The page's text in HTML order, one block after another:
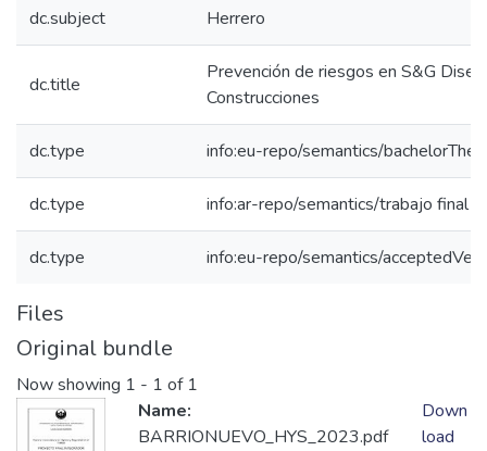
dc.subject Herrero
dc.title
Prevención de riesgos en S&G
Construcciones
dc.type info:eu-repo/semantics/
dc.type info:ar-repo/semantics/trabajo final
dc.type info:eu-repo/semantics/
Files
Original bundle
Now showing 1 - 1 of 1
Name:
BARRIONUEVO_HYS_2023.pdf
Down
load